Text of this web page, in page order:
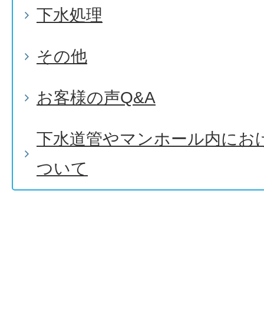
下水処理
その他
お客様の声Q&A
下水道管やマンホール内にお
ついて